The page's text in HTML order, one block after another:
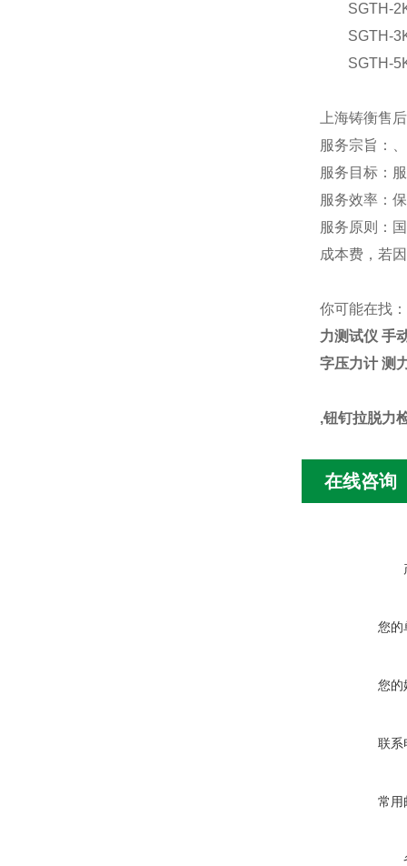
SGTH-
SGTH-
SGTH-
上海铸衡售
服务宗旨：
服务目标：
服务效率：
服务原则：
成本费，若
你可能在找：
力测试仪 手
字压力计 测
,钮钉拉脱力
在线咨询
您的
您的
联系
常用